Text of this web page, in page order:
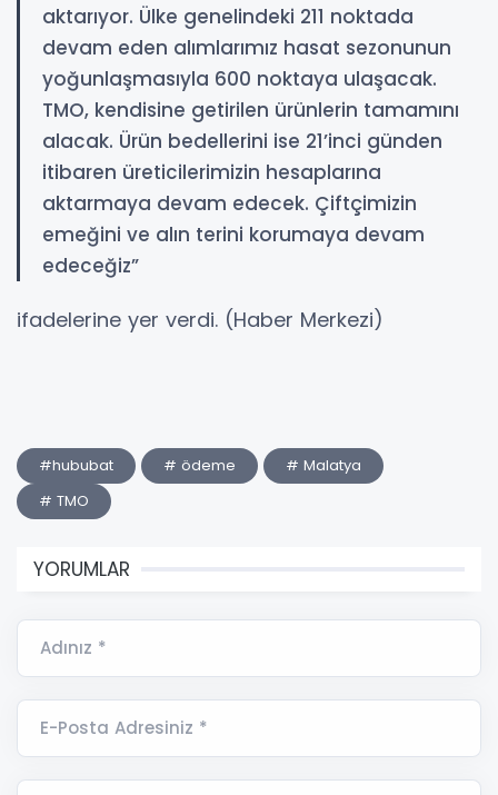
aktarıyor. Ülke genelindeki 211 noktada
devam eden alımlarımız hasat sezonunun
yoğunlaşmasıyla 600 noktaya ulaşacak.
TMO, kendisine getirilen ürünlerin tamamını
alacak. Ürün bedellerini ise 21’inci günden
itibaren üreticilerimizin hesaplarına
aktarmaya devam edecek. Çiftçimizin
emeğini ve alın terini korumaya devam
edeceğiz”
ifadelerine yer verdi. (Haber Merkezi)
#hububat # ödeme
# Malatya
# TMO
YORUMLAR
Adınız *
E-Posta Adresiniz *